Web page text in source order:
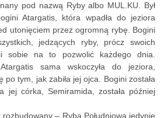
pod nazwą Ryby albo MUL.KU. Był
Atargatis, która wpadła do jeziora
utonięciem przez ogromną rybę. Bogini
jedzących ryby, prócz swoich
sobie na to pozwolić każdego dnia.
sama wskoczyła do jeziora,
tym, jak zabiła jej ojca. Bogini została
jej córka, Semiramida, została później
– Ryba Południowa jedynie